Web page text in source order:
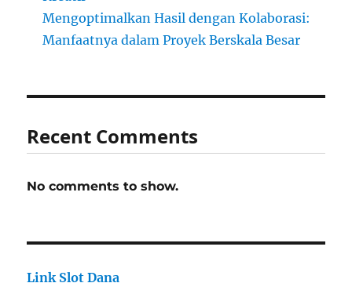
Mengoptimalkan Hasil dengan Kolaborasi:
Manfaatnya dalam Proyek Berskala Besar
Recent Comments
No comments to show.
Link Slot Dana